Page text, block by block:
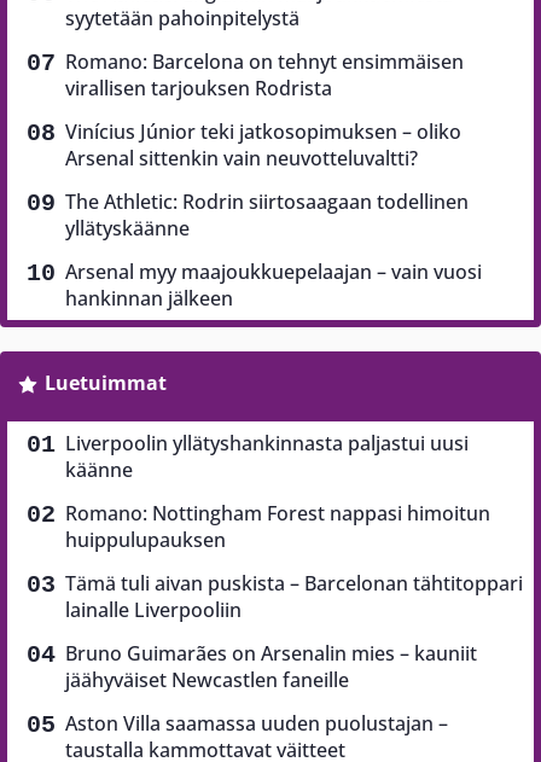
syytetään pahoinpitelystä
Romano: Barcelona on tehnyt ensimmäisen
virallisen tarjouksen Rodrista
Vinícius Júnior teki jatkosopimuksen – oliko
Arsenal sittenkin vain neuvotteluvaltti?
The Athletic: Rodrin siirtosaagaan todellinen
yllätyskäänne
Arsenal myy maajoukkuepelaajan – vain vuosi
hankinnan jälkeen
Luetuimmat
Liverpoolin yllätyshankinnasta paljastui uusi
käänne
Romano: Nottingham Forest nappasi himoitun
huippulupauksen
Tämä tuli aivan puskista – Barcelonan tähtitoppari
lainalle Liverpooliin
Bruno Guimarães on Arsenalin mies – kauniit
jäähyväiset Newcastlen faneille
Aston Villa saamassa uuden puolustajan –
taustalla kammottavat väitteet